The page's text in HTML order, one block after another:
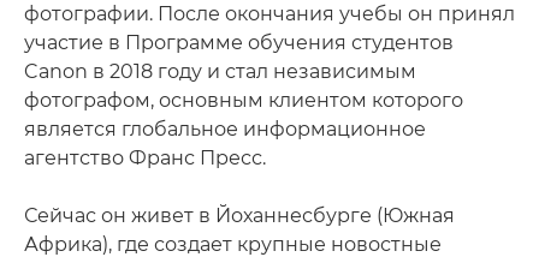
фотографии. После окончания учебы он принял
участие в Программе обучения студентов
Canon в 2018 году и стал независимым
фотографом, основным клиентом которого
является глобальное информационное
агентство Франс Пресс.
Сейчас он живет в Йоханнесбурге (Южная
Африка), где создает крупные новостные